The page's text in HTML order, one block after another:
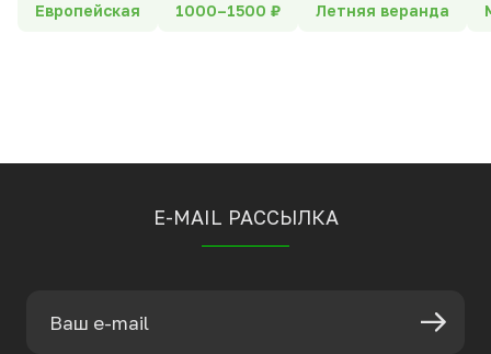
Европейская 1000–1500 ₽ Летняя веранда
E-MAIL РАССЫЛКА